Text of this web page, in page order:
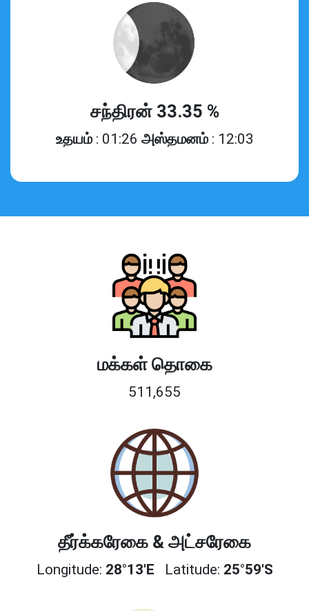
சந்திரன் 33.35 %
உதயம் : 01:26 அஸ்தமனம் : 12:03
மக்கள் தொகை
511,655
தீர்க்கரேகை & அட்சரேகை
Longitude: 28°13'E Latitude: 25°59'S